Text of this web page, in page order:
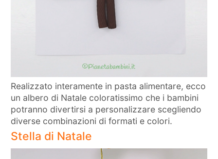
Realizzato interamente in pasta alimentare, ecco
un albero di Natale coloratissimo che i bambini
potranno divertirsi a personalizzare scegliendo
diverse combinazioni di formati e colori.
Stella di Natale